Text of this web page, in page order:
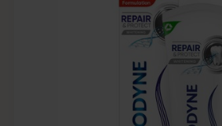
Lista: . Innehåller 1 objekt.
Hoppa över Lista